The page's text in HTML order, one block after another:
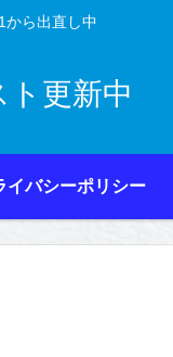
から出直し中
ト更新中
イバシーポリシー